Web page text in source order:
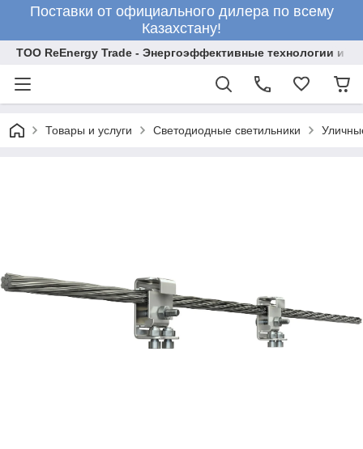
Поставки от официального дилера по всему
Казахстану!
ТОО ReEnergy Trade - Энергоэффективные технологии и
Товары и услуги Светодиодные светильники